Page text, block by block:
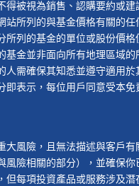
得被視為銷售、認購要約或
站所列的與基金價格有關的
所列的基金的單位或股份價
基金並非面向所有地理區域
人需確保其知悉並遵守適用
即表示，每位用戶同意受本
大風險，且無法描述與客戶
風險相關的部分），並確保
但每項投資產品或服務涉及